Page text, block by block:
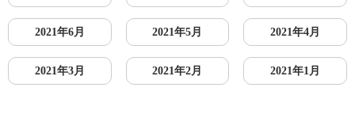
2021年6月 2021年5月 2021年4月
2021年3月 2021年2月 2021年1月